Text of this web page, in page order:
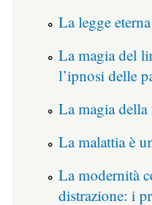
La legge
La magia del
l’ipnosi delle
La magia
La malattia è
La modernità
distrazione: i